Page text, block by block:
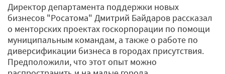
Директор департамента поддержки новых
бизнесов "Росатома" Дмитрий Байдаров рассказал
о менторских проектах госкорпорации по помощи
муниципальным командам, а также о работе по
диверсификации бизнеса в городах присутствия.
Предположили, что этот опыт можно